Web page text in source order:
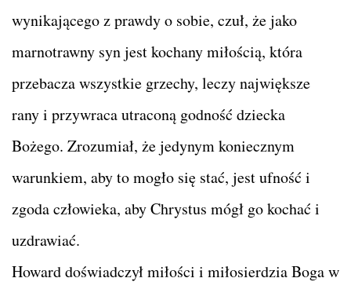
wynikającego z prawdy o sobie, czuł, że jako
marnotrawny syn jest kochany miłością, która
przebacza wszystkie grzechy, leczy największe
rany i przywraca utraconą godność dziecka
Bożego. Zrozumiał, że jedynym koniecznym
warunkiem, aby to mogło się stać, jest ufność i
zgoda człowieka, aby Chrystus mógł go kochać i
uzdrawiać.
Howard doświadczył miłości i miłosierdzia Boga w